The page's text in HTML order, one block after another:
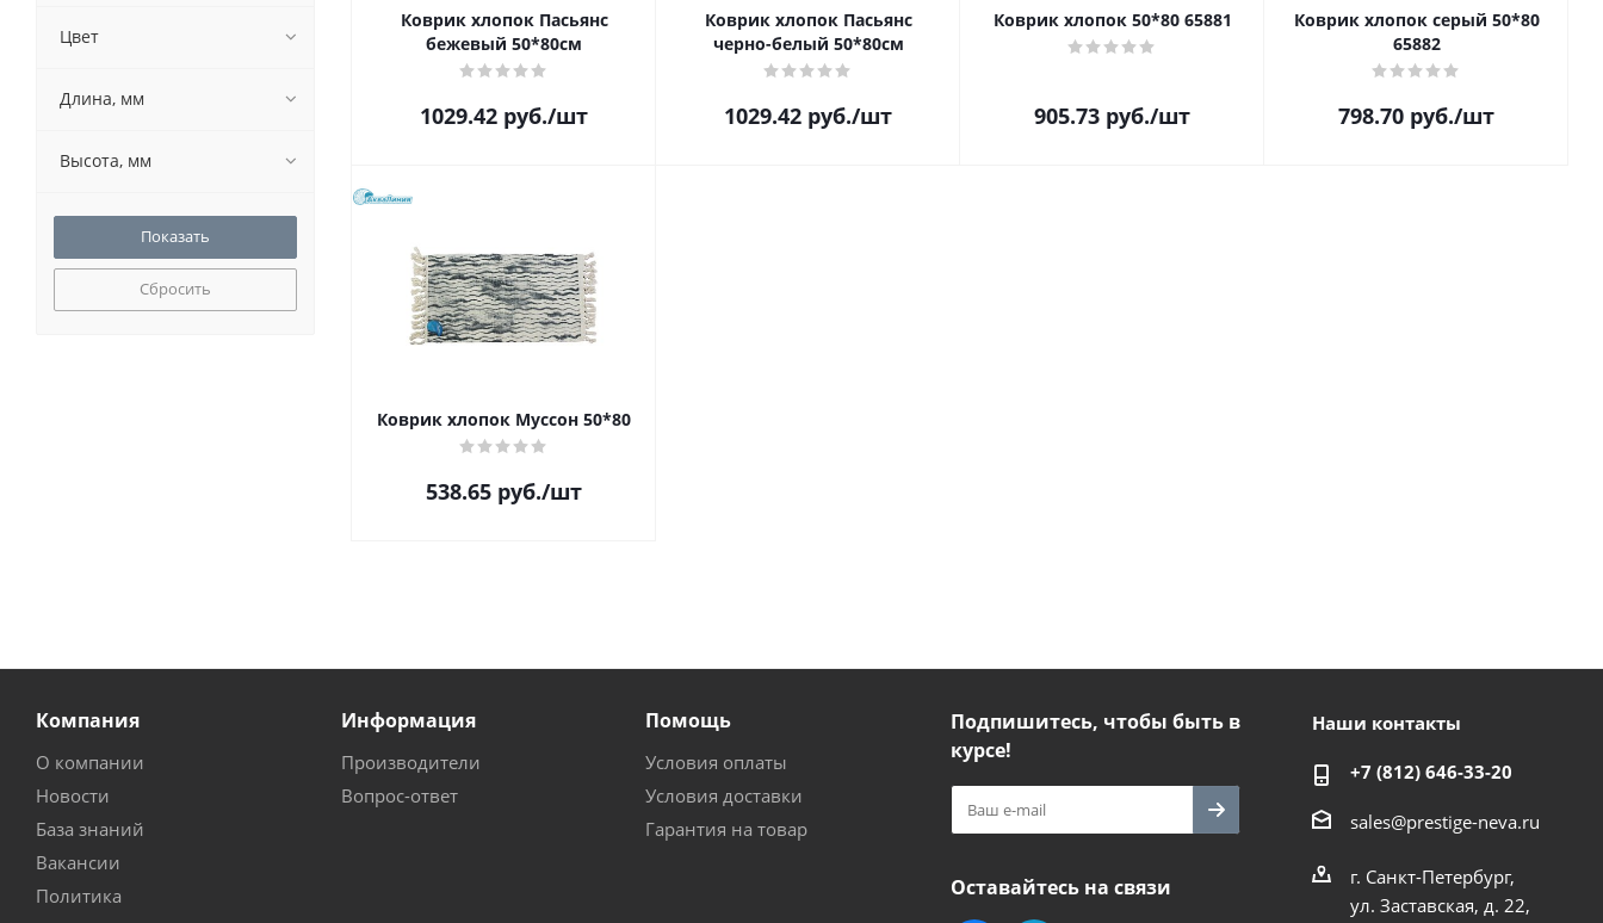
Коврик хлопок Пасьянс
бежевый 50*80см
1029.42 руб./шт
Коврик хлопок Пасьянс
черно-белый 50*80см
1029.42 руб./шт
Коврик хлопок 50*80 65881
905.73 руб./шт
Коврик хлопок серый 50*80
65882
798.70 руб./шт
Коврик хлопок Муссон 50*80
538.65 руб./шт
Цвет
Длина, мм
Высота, мм
Сбросить
Компания
О компании
Новости
База знаний
Вакансии
Политика
Информация
Производители
Вопрос-ответ
Помощь
Условия оплаты
Условия доставки
Гарантия на товар
Подпишитесь, чтобы быть в
курсе!
Оставайтесь на связи
Наши контакты
+7 (812) 646-33-20
sales@prestige-neva.ru
г. Санкт-Петербург,
ул. Заставская, д. 22,